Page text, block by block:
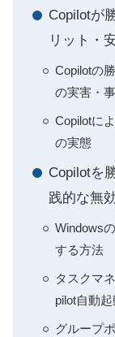
Copilotが
リット・
Copilotの
の実害・
Copilotに
の実態
Copilotを
践的な無
Windows
する方法
タスクマ
pilot自動
グループ